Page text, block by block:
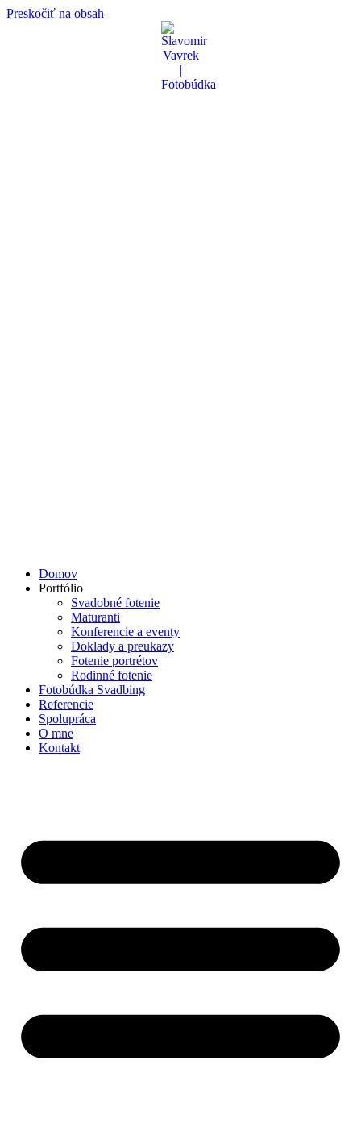
Preskočiť na obsah
Domov
Portfólio
Svadobné fotenie
Maturanti
Konferencie a eventy
Doklady a preukazy
Fotenie portrétov
Rodinné fotenie
Fotobúdka Svadbing
Referencie
Spolupráca
O mne
Kontakt